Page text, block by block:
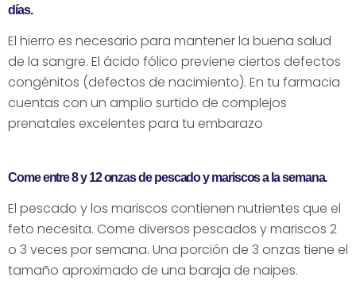
días.
El hierro es necesario para mantener la buena salud
de la sangre. El ácido fólico previene ciertos defectos
congénitos (defectos de nacimiento). En tu farmacia
cuentas con un amplio surtido de complejos
prenatales excelentes para tu embarazo
Come entre 8 y 12 onzas de pescado y mariscos a la semana.
El pescado y los mariscos contienen nutrientes que el
feto necesita. Come diversos pescados y mariscos 2
o 3 veces por semana. Una porción de 3 onzas tiene el
tamaño aproximado de una baraja de naipes.